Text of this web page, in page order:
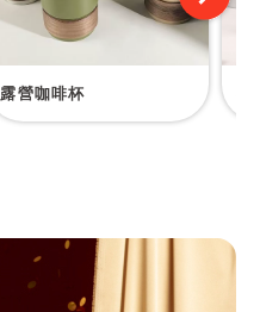
露營咖啡杯